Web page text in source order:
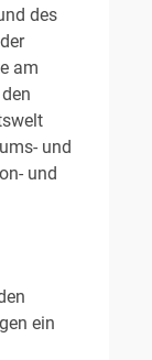
des
am
und
und
ein